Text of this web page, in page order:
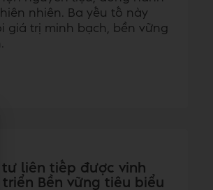
nhiên. Ba yếu tố này
giá trị minh bạch, bền vững
liên tiếp được vinh
Bền vững tiêu biểu